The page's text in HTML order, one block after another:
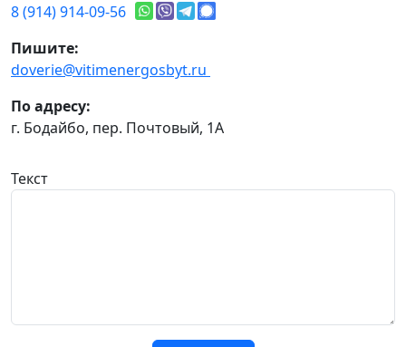
8 (914) 914-09-56
Пишите:
doverie@vitimenergosbyt.ru
По адресу:
г. Бодайбо, пер. Почтовый, 1А
Текст